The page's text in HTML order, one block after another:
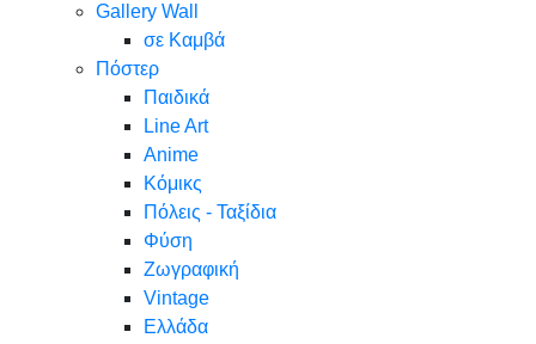
Gallery Wall
σε Καμβά
Πόστερ
Παιδικά
Line Art
Anime
Κόμικς
Πόλεις - Ταξίδια
Φύση
Ζωγραφική
Vintage
Ελλάδα